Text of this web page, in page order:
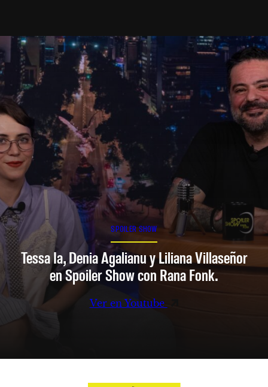
SPOILER SHOW
Tessa Ia, Denia Agalianu y Liliana Villaseñor
en Spoiler Show con Rana Fonk.
Ver en Youtube